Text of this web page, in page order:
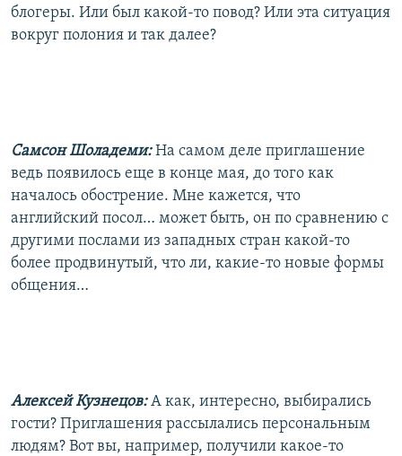
блогеры. Или был какой-то повод? Или эта ситуация
вокруг полония и так далее?
Самсон Шоладеми:На самом деле приглашение
ведь появилось еще в конце мая, до того как
началось обострение. Мне кажется, что
английский посол… может быть, он по сравнению с
другими послами из западных стран какой-то
более продвинутый, что ли, какие-то новые формы
общения…
Алексей Кузнецов:А как, интересно, выбирались
гости? Приглашения рассылались персональным
людям? Вот вы, например, получили какое-то